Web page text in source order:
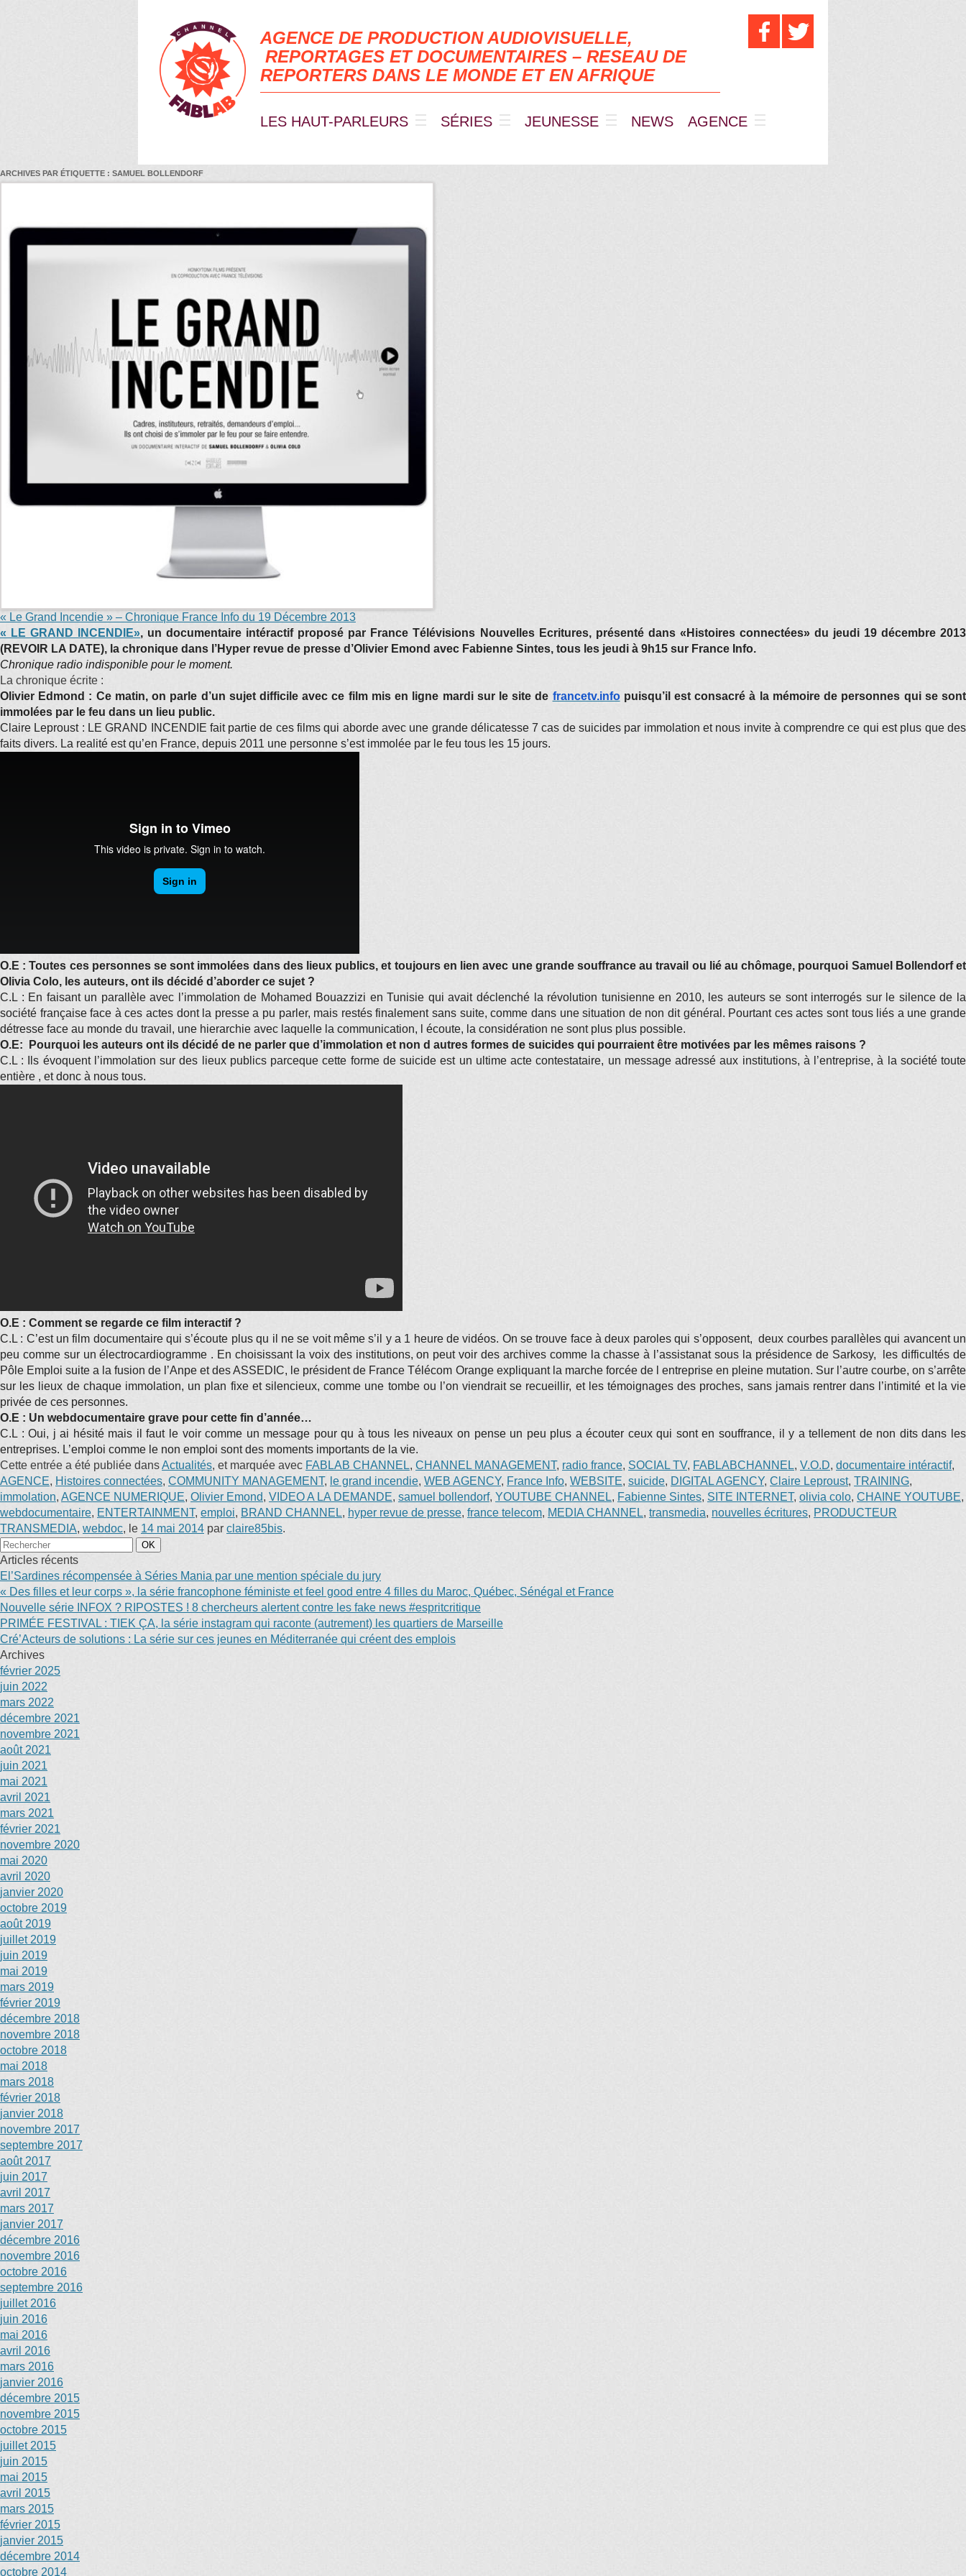
AGENCE DE PRODUCTION AUDIOVISUELLE,
REPORTAGES ET DOCUMENTAIRES – RESEAU DE
REPORTERS DANS LE MONDE ET EN AFRIQUE
LES HAUT-PARLEURS SÉRIES JEUNESSE NEWS AGENCE
ARCHIVES PAR ÉTIQUETTE : SAMUEL BOLLENDORF
« Le Grand Incendie » – Chronique France Info du 19 Décembre 2013
« LE GRAND INCENDIE», un documentaire intéractif proposé par France Télévisions Nouvelles Ecritures, présenté dans «Histoires connectées» du jeudi 19 décembre 2013
(REVOIR LA DATE), la chronique dans l’Hyper revue de presse d’Olivier Emond avec Fabienne Sintes, tous les jeudi à 9h15 sur France Info.
Chronique radio indisponible pour le moment.
La chronique écrite :
Olivier Edmond : Ce matin, on parle d’un sujet difficile avec ce film mis en ligne mardi sur le site de francetv.infopuisqu’il est consacré à la mémoire de personnes qui se sont
immolées par le feu dans un lieu public.
Claire Leproust : LE GRAND INCENDIE fait partie de ces films qui aborde avec une grande délicatesse 7 cas de suicides par immolation et nous invite à comprendre ce qui est plus que des
faits divers. La realité est qu’en France, depuis 2011 une personne s’est immolée par le feu tous les 15 jours.
O.E : Toutes ces personnes se sont immolées dans des lieux publics, et toujours en lien avec une grande souffrance au travail ou lié au chômage, pourquoi Samuel Bollendorf et
Olivia Colo, les auteurs, ont ils décidé d’aborder ce sujet ?
C.L : En faisant un parallèle avec l’immolation de Mohamed Bouazzizi en Tunisie qui avait déclenché la révolution tunisienne en 2010, les auteurs se sont interrogés sur le silence de la
société française face à ces actes dont la presse a pu parler, mais restés finalement sans suite, comme dans une situation de non dit général. Pourtant ces actes sont tous liés a une grande
détresse face au monde du travail, une hierarchie avec laquelle la communication, l écoute, la considération ne sont plus plus possible.
O.E: Pourquoi les auteurs ont ils décidé de ne parler que d’immolation et non d autres formes de suicides qui pourraient être motivées par les mêmes raisons ?
C.L : Ils évoquent l’immolation sur des lieux publics parceque cette forme de suicide est un ultime acte contestataire, un message adressé aux institutions, à l’entreprise, à la société toute
entière , et donc à nous tous.
O.E : Comment se regarde ce film interactif ?
C.L : C’est un film documentaire qui s’écoute plus qu il ne se voit même s’il y a 1 heure de vidéos. On se trouve face à deux paroles qui s’opposent, deux courbes parallèles qui avancent un
peu comme sur un électrocardiogramme . En choisissant la voix des institutions, on peut voir des archives comme la chasse à l’assistanat sous la présidence de Sarkosy, les difficultés de
Pôle Emploi suite a la fusion de l’Anpe et des ASSEDIC, le président de France Télécom Orange expliquant la marche forcée de l entreprise en pleine mutation. Sur l’autre courbe, on s’arrête
sur les lieux de chaque immolation, un plan fixe et silencieux, comme une tombe ou l’on viendrait se recueillir, et les témoignages des proches, sans jamais rentrer dans l’intimité et la vie
privée de ces personnes.
O.E : Un webdocumentaire grave pour cette fin d’année…
C.L : Oui, j ai hésité mais il faut le voir comme un message pour qu à tous les niveaux on pense un peu plus a écouter ceux qui sont en souffrance, il y a tellement de non dits dans les
entreprises. L’emploi comme le non emploi sont des moments importants de la vie.
Cette entrée a été publiée dansActualités, et marquée avec FABLAB CHANNEL, CHANNEL MANAGEMENT, radio france, SOCIAL TV, FABLABCHANNEL, V.O.D, documentaire intéractif,
AGENCE, Histoires connectées, COMMUNITY MANAGEMENT, le grand incendie, WEB AGENCY, France Info, WEBSITE, suicide, DIGITAL AGENCY, Claire Leproust, TRAINING,
immolation, AGENCE NUMERIQUE, Olivier Emond, VIDEO A LA DEMANDE, samuel bollendorf, YOUTUBE CHANNEL, Fabienne Sintes, SITE INTERNET, olivia colo, CHAINE YOUTUBE,
webdocumentaire, ENTERTAINMENT, emploi, BRAND CHANNEL, hyper revue de presse, france telecom, MEDIA CHANNEL, transmedia, nouvelles écritures, PRODUCTEUR
TRANSMEDIA, webdoc, le 14 mai 2014 par claire85bis.
Articles récents
El’Sardines récompensée à Séries Mania par une mention spéciale du jury
« Des filles et leur corps », la série francophone féministe et feel good entre 4 filles du Maroc, Québec, Sénégal et France
Nouvelle série INFOX ? RIPOSTES ! 8 chercheurs alertent contre les fake news #espritcritique
PRIMÉE FESTIVAL : TIEK ÇA, la série instagram qui raconte (autrement) les quartiers de Marseille
Cré’Acteurs de solutions : La série sur ces jeunes en Méditerranée qui créent des emplois
Archives
février 2025
juin 2022
mars 2022
décembre 2021
novembre 2021
août 2021
juin 2021
mai 2021
avril 2021
mars 2021
février 2021
novembre 2020
mai 2020
avril 2020
janvier 2020
octobre 2019
août 2019
juillet 2019
juin 2019
mai 2019
mars 2019
février 2019
décembre 2018
novembre 2018
octobre 2018
mai 2018
mars 2018
février 2018
janvier 2018
novembre 2017
septembre 2017
août 2017
juin 2017
avril 2017
mars 2017
janvier 2017
décembre 2016
novembre 2016
octobre 2016
septembre 2016
juillet 2016
juin 2016
mai 2016
avril 2016
mars 2016
janvier 2016
décembre 2015
novembre 2015
octobre 2015
juillet 2015
juin 2015
mai 2015
avril 2015
mars 2015
février 2015
janvier 2015
décembre 2014
octobre 2014